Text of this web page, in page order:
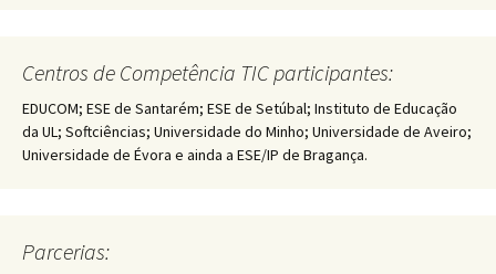
Centros de Competência TIC participantes:
EDUCOM; ESE de Santarém; ESE de Setúbal; Instituto de Educação
da UL; Softciências; Universidade do Minho; Universidade de Aveiro;
Universidade de Évora e ainda a ESE/IP de Bragança.
Parcerias: